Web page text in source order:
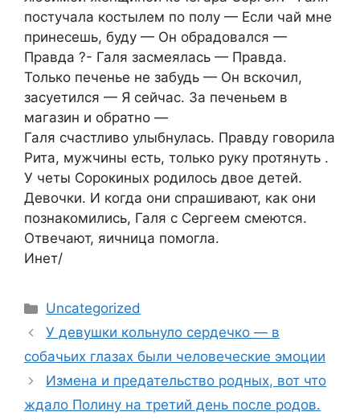
постучала костылем по полу — Если чай мне
принесешь, буду — Он обрадовался —
Правда ?- Галя засмеялась — Правда.
Только печенье не забудь — Он вскочил,
засуетился — Я сейчас. За печеньем в
магазин и обратно —
Галя счастливо улыбнулась. Правду говорила
Рита, мужчины есть, только руку протянуть .
У четы Сорокиных родилось двое детей.
Девочки. И когда они спрашивают, как они
познакомились, Галя с Сергеем смеются.
Отвечают, яичница помогла.
Инет/
Categories
Uncategorized
У девушки кольнуло сердечко — в
собачьих глазах были человеческие эмоции
Измена и предательство родных, вот что
ждало Полину на третий день после родов.